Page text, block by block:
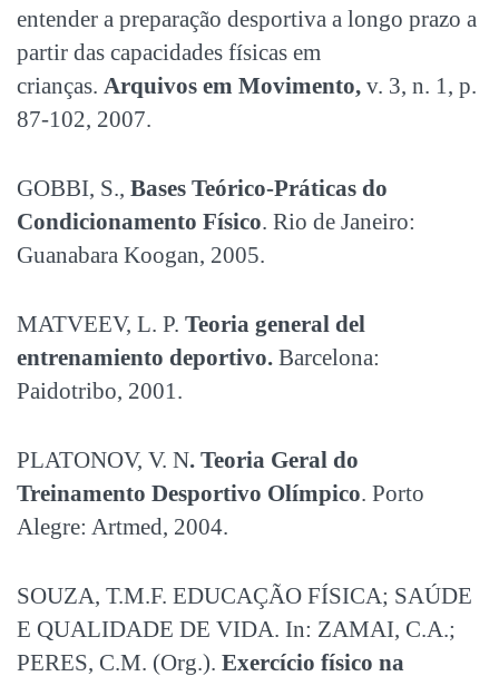
entender a preparação desportiva a longo prazo a
partir das capacidades físicas em
crianças. Arquivos em Movimento, v. 3, n. 1, p.
87-102, 2007.
GOBBI, S., Bases Teórico-Práticas do
Condicionamento Físico. Rio de Janeiro:
Guanabara Koogan, 2005.
MATVEEV, L. P. Teoria general del
entrenamiento deportivo. Barcelona:
Paidotribo, 2001.
PLATONOV, V. N. Teoria Geral do
Treinamento Desportivo Olímpico. Porto
Alegre: Artmed, 2004.
SOUZA, T.M.F. EDUCAÇÃO FÍSICA; SAÚDE
E QUALIDADE DE VIDA. In: ZAMAI, C.A.;
PERES, C.M. (Org.). Exercício físico na